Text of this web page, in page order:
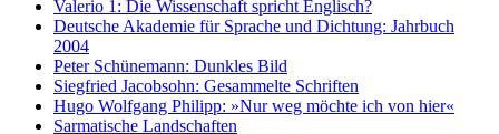
Valerio 1: Die Wissenschaft spricht Englisch?
Deutsche Akademie für Sprache und Dichtung: Jahrbuch
2004
Peter Schünemann: Dunkles Bild
Siegfried Jacobsohn: Gesammelte Schriften
Hugo Wolfgang Philipp: »Nur weg möchte ich von hier«
Sarmatische Landschaften